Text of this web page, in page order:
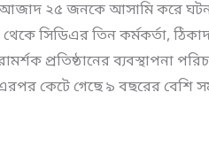
২৫ জনকে আসামি করে
সিডিএর তিন কর্মকর্তা,
প্রতিষ্ঠানের ব্যবস্থাপনা
কেটে গেছে ৯ বছরের